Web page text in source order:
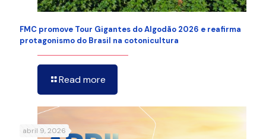
FMC promove Tour Gigantes do Algodão 2026 e reafirma
protagonismo do Brasil na cotonicultura
Read more
abril 9, 2026